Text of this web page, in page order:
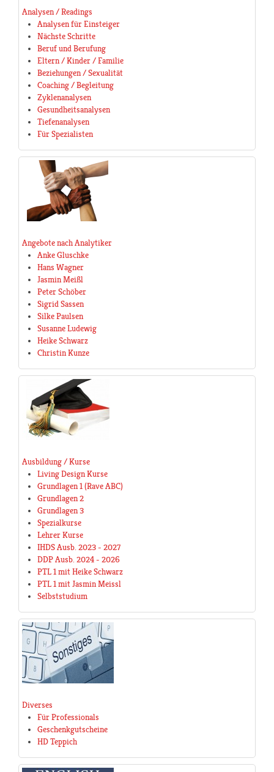
Analysen / Readings
Analysen für Einsteiger
Nächste Schritte
Beruf und Berufung
Eltern / Kinder / Familie
Beziehungen / Sexualität
Coaching / Begleitung
Zyklenanalysen
Gesundheitsanalysen
Tiefenanalysen
Für Spezialisten
Angebote nach Analytiker
Anke Gluschke
Hans Wagner
Jasmin Meißl
Peter Schöber
Sigrid Sassen
Silke Paulsen
Susanne Ludewig
Heike Schwarz
Christin Kunze
Ausbildung / Kurse
Living Design Kurse
Grundlagen 1 (Rave ABC)
Grundlagen 2
Grundlagen 3
Spezialkurse
Lehrer Kurse
IHDS Ausb. 2023 - 2027
DDP Ausb. 2024 - 2026
PTL 1 mit Heike Schwarz
PTL 1 mit Jasmin Meissl
Selbststudium
Diverses
Für Professionals
Geschenkgutscheine
HD Teppich